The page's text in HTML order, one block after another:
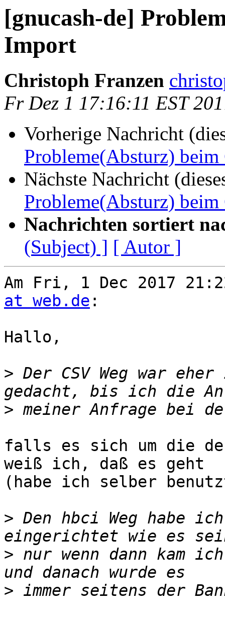
[gnucash-de]
Import
Christoph Franzen
Fr Dez 1 17:16:11 EST
Vorherige Nachricht
Probleme(Absturz)
Nächste Nachricht
Probleme(Absturz)
Nachrichten sortiert
(Subject) ] [ Autor ]
Am Fri, 1 Dec 2017
at web.de :
Hallo,
> Der CSV Weg war
>
falls es sich um die
weiß ich, daß es geht
(habe ich selber
> Den hbci Weg habe
> nur wenn dann kam
>